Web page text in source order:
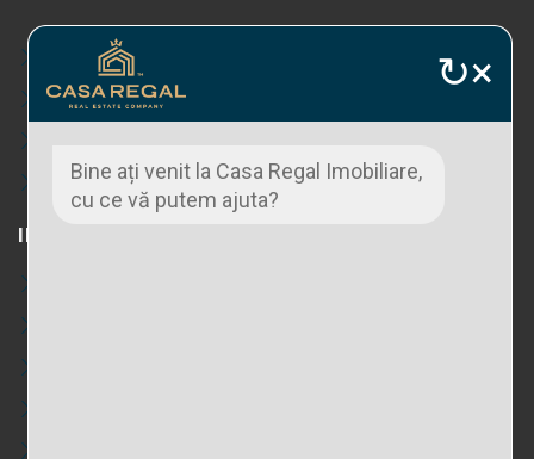
Spatii comerciale
Proprietati zone turistice
INCHIRIERI
↻×
Bine ați venit la Casa Regal Imobiliare,
cu ce vă putem ajuta?